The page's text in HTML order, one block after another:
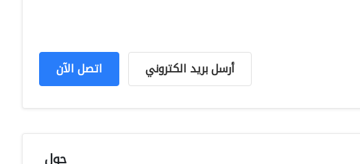
اتصل الآن أرسل بريد الكتروني
حول